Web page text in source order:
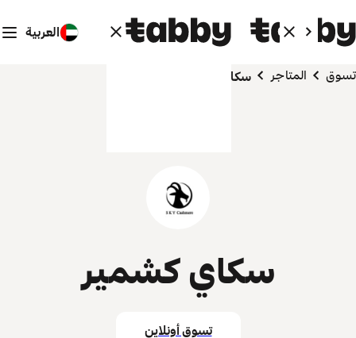
العربية
تسوق المتاجر سكاي كشمير
سكاي كشمير
تسوق أونلاين